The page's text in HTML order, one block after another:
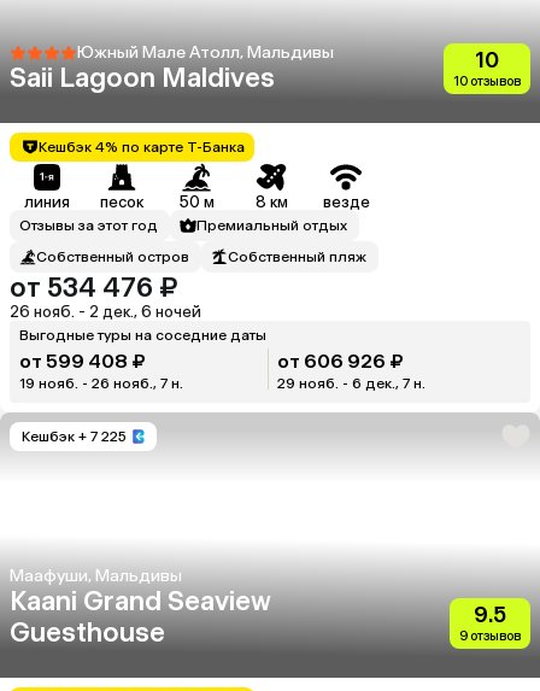
Южный Мале Атолл, Мальдивы
Saii Lagoon Maldives
10
10 отзывов
Кешбэк 4% по карте Т-Банка
линия песок 50 м 8 км везде
Отзывы за этот год
Премиальный отдых
Собственный остров
Собственный пляж
от 534 476 ₽
26 нояб. - 2 дек., 6 ночей
Выгодные туры на соседние даты
от 599 408 ₽
19 нояб. - 26 нояб., 7 н.
от 606 926 ₽
29 нояб. - 6 дек., 7 н.
Кешбэк + 7 225
Маафуши, Мальдивы
Kaani Grand Seaview
Guesthouse
9.5
9 отзывов